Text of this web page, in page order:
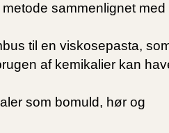
sammenlignet med
til en viskosepasta,
af kemikalier kan
som bomuld, hør og